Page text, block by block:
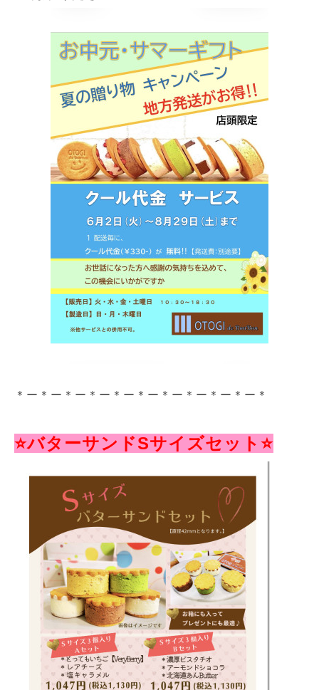
＊ー＊ー＊ー＊ー＊ー＊ー＊ー＊ー＊ー＊ー＊
⭐️バターサンドSサイズセット⭐️